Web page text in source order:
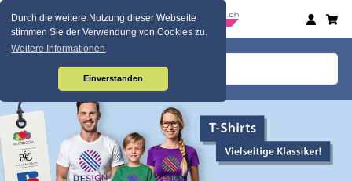
Durch die weitere Nutzung dieser Webseite
stimmen Sie der Verwendung von Cookies zu.
Weitere Informationen
Einverstanden